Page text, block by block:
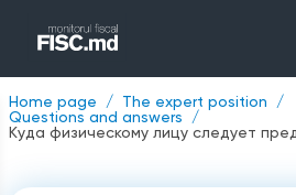
Home page
The expert position
Questions and answers
Куда физическому лицу следует